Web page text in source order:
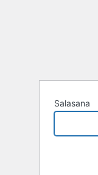
Salasana